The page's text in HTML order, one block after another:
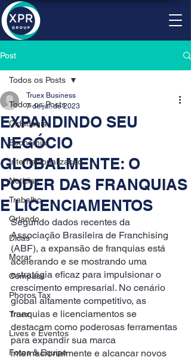
Post
Todos os Posts
Cidadania
Economia
Internacionalização
Notícias
Trabalho
Orlando
Dicas
Morar
Compass
Phoros Tax
Truex
Lives e Eventos
Fotos & Equipe
Todos os Posts
EXPANDINDO SEU
NEGÓCIO
GLOBALMENTE: O
PODER DAS FRANQUIAS
E LICENCIAMENTOS
Truex Business
7 de jul. de 2023
Segundo dados recentes da
Associação Brasileira de Franchising
(ABF), a expansão de franquias está
acelerando e se mostrando uma
estratégia eficaz para impulsionar o
crescimento empresarial. No cenário
global altamente competitivo, as
franquias e licenciamentos se
destacam como poderosas ferramentas
para expandir sua marca
internacionalmente e alcançar novos